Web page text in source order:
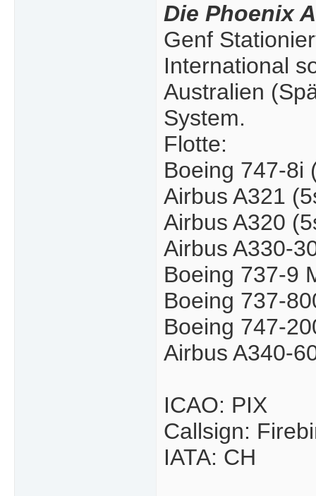
Die Phoenix
Genf
International
Australien
System.
Flotte:
Boeing 747-8i
Airbus A321
Airbus A320
Airbus A330-
Boeing 737-9
Boeing 737-
Boeing 747-
Airbus A340-
ICAO: PIX
Callsign:
IATA: CH